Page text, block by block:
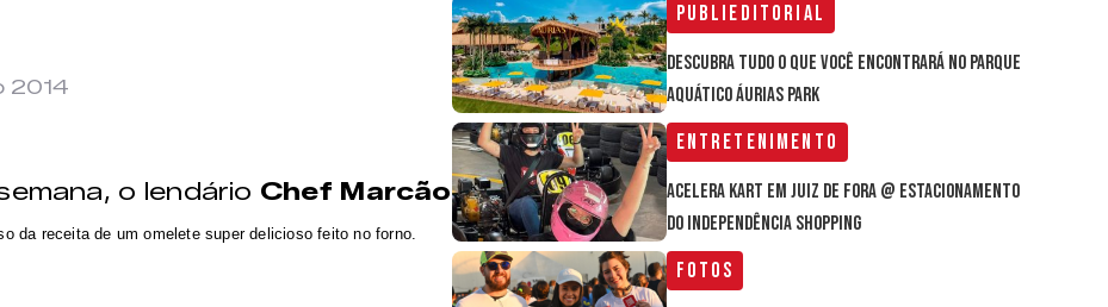
2014
o lendário Chef Marcão
da receita de um omelete super delicioso feito no forno.
Publieditorial
Descubra tudo o que você encontrará no parque
aquático Áurias Park
Entretenimento
Acelera Kart em Juiz de Fora @ estacionamento
do Independência Shopping
Fotos